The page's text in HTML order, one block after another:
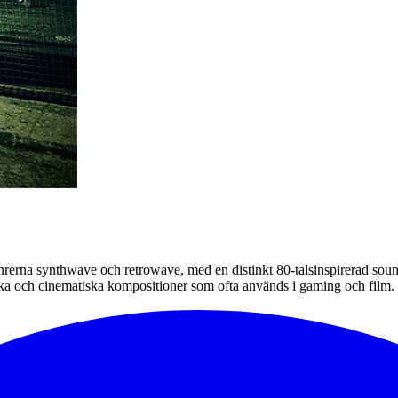
synthwave och retrowave, med en distinkt 80-talsinspirerad
och cinematiska kompositioner som ofta används i gaming och